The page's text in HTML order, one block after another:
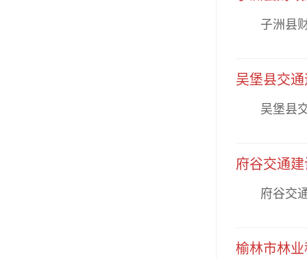
子洲县财
吴堡县交
吴堡县交
府谷交通
府谷交通
榆林市林